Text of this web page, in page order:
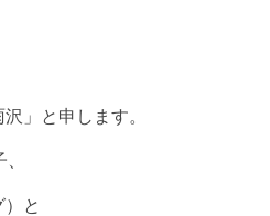
」と申します。
と